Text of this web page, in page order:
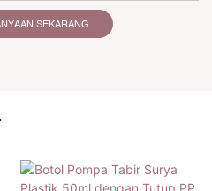
SEKARANG